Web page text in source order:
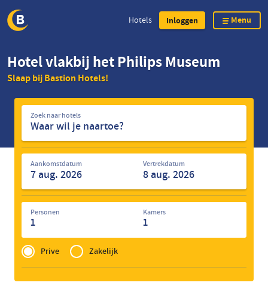
naar
inhoud
Hotels Inloggen Menu
Hotel vlakbij het Philips Museum
Slaap bij Bastion Hotels!
Zoek
naar
hotels
Zoek naar hotels
Aankomstdatum Vertrekdatum
Personen
1
Kamers
1
Privé
of
Zakelijk
Prive Zakelijk